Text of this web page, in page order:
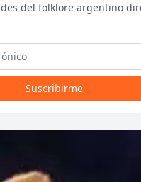
del folklore argentino
Suscribirme